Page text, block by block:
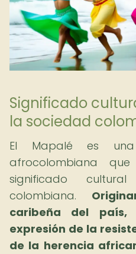
Significado
la sociedad
El Mapalé es
afrocolombiana
significado
colombiana.
caribeña del
expresión de la
de la herencia